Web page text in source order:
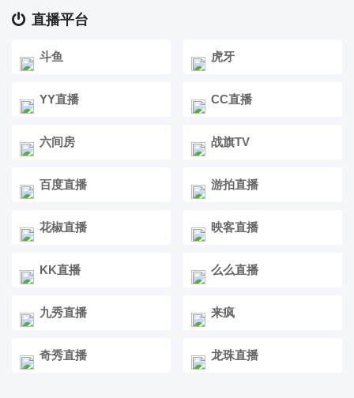
直播平台
斗鱼 虎牙
YY直播 CC直播
六间房 战旗TV
百度直播 游拍直播
花椒直播 映客直播
KK直播 么么直播
九秀直播 来疯
奇秀直播 龙珠直播